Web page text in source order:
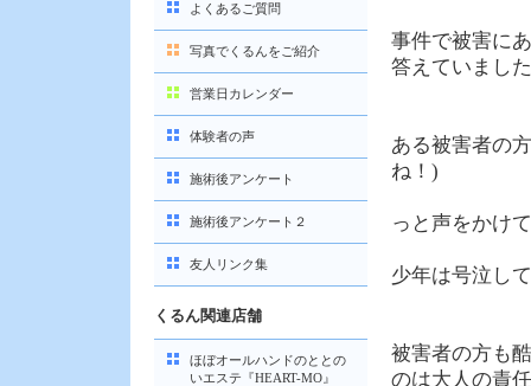
事件で被害に
答えていまし
ある被害者の
ね！)
っと声をかけ
少年は号泣し
被害者の方も
のは大人の責
よくあるご質問
写真でくるんをご紹介
営業日カレンダー
体験者の声
施術後アンケート
施術後アンケート２
友人リンク集
くるん関連店舗
ほぼオールハンドのととの
いエステ『HEART-MO』